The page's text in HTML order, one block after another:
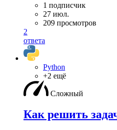
1 подписчик
27 июл.
209 просмотров
2
ответа
Python
+2 ещё
Сложный
Как решить